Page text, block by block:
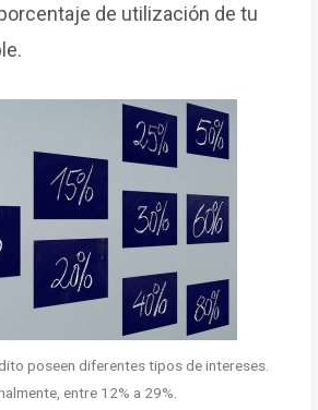
de utilización de tu
poseen diferentes tipos de intereses.
entre 12% a 29%.